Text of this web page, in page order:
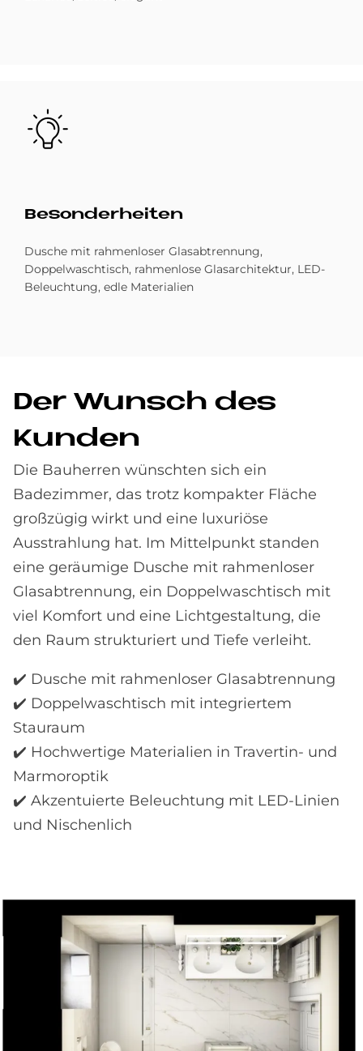
Bild
Be­son­der­hei­ten
Dusche mit rahmenloser Glasabtrennung,
Doppelwaschtisch, rahmenlose Glasarchitektur, LED-
Beleuchtung, edle Materialien
Der Wunsch des
Kun­den
Die Bauherren wünschten sich ein
Badezimmer, das trotz kompakter Fläche
großzügig wirkt und eine luxuriöse
Ausstrahlung hat. Im Mittelpunkt standen
eine geräumige Dusche mit rahmenloser
Glasabtrennung, ein Doppelwaschtisch mit
viel Komfort und eine Lichtgestaltung, die
den Raum strukturiert und Tiefe verleiht.
✔️ Dusche mit rahmenloser Glasabtrennung
✔️ Doppelwaschtisch mit integriertem
Stauraum
✔️ Hochwertige Materialien in Travertin- und
Marmoroptik
✔️ Akzentuierte Beleuchtung mit LED-Linien
und Nischenlich